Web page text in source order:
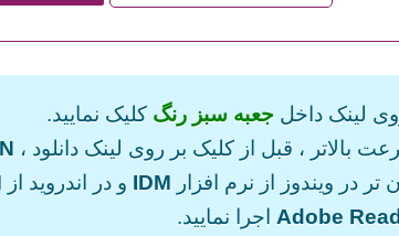
لینک داخل جعبه سبز رنگ کلیک نمایید.
بالاتر ، قبل از کلیک بر روی لینک دانلود ،
تر در ویندوز از نرم افزار IDM و در اندروید از
Adobe اجرا نمایید.